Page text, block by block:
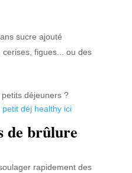
sucre ajouté
figues... ou des
déjeuners ?
déj healthy ici
de brûlure
rapidement des